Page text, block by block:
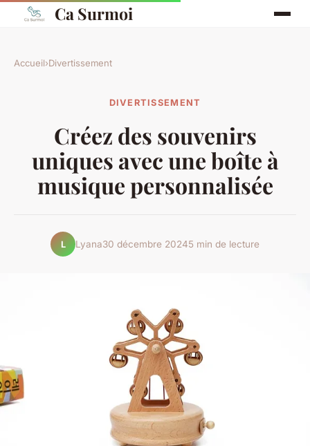
Ca Surmoi
Accueil›Divertissement
DIVERTISSEMENT
Créez des souvenirs
uniques avec une boîte à
musique personnalisée
L Lyana30 décembre 20245 min de lecture